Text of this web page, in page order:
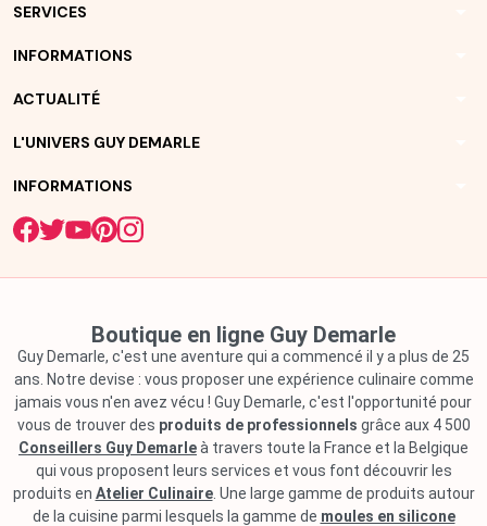
SERVICES
INFORMATIONS
ACTUALITÉ
L'UNIVERS GUY DEMARLE
INFORMATIONS
Boutique en ligne Guy Demarle
Guy Demarle, c'est une aventure qui a commencé il y a plus de 25
ans. Notre devise : vous proposer une expérience culinaire comme
jamais vous n'en avez vécu ! Guy Demarle, c'est l'opportunité pour
vous de trouver des produits de professionnels grâce aux 4 500
Conseillers Guy Demarleà travers toute la France et la Belgique
qui vous proposent leurs services et vous font découvrir les
produits en Atelier Culinaire. Une large gamme de produits autour
de la cuisine parmi lesquels la gamme de moules en silicone